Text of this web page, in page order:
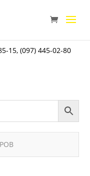
15,(097) 445-02-80